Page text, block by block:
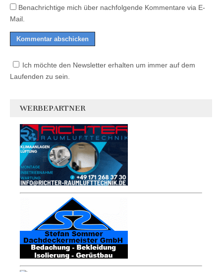
Benachrichtige mich über nachfolgende Kommentare via E-
Mail.
Ich möchte den Newsletter erhalten um immer auf dem
Laufenden zu sein.
WERBEPARTNER